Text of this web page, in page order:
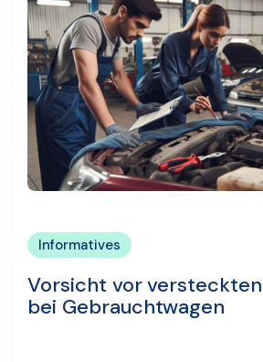
Informatives
Vorsicht vor
bei Gebrauchtwagen